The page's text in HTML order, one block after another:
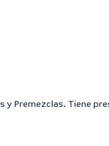
Premezclas. Tiene